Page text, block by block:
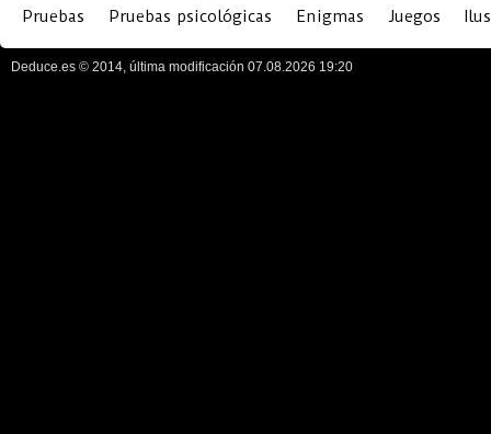
Pruebas Pruebas psicológicas Enigmas Juegos
Deduce.es © 2014, última modificación 07.08.2026 19:20